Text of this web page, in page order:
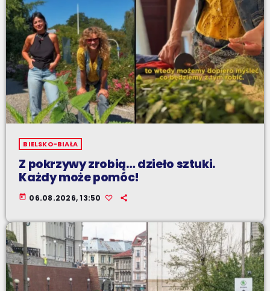
BIELSKO-BIAŁA
Z pokrzywy zrobią… dzieło sztuki.
Każdy może pomóc!
today 06.08.2026, 13:50